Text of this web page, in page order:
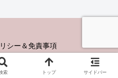
シー＆免責事項
All Rights Reserved.
索 トップ サイドバー